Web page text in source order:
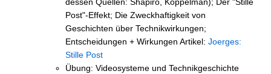
Post"-Effekt; Die Zweckhaftigkeit von
Geschichten über Technikwirkungen;
Entscheidungen + Wirkungen Artikel: Joerges:
Stille Post
Übung: Videosysteme und Technikgeschichte